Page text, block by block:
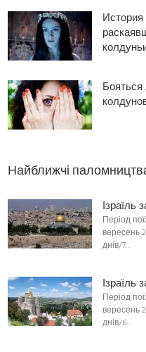
История
Найближчі
Ізраїль
Період
вересень
днів/7…
Ізраїль
Період
вересень
днів/6…